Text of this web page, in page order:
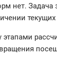
нет. Задача